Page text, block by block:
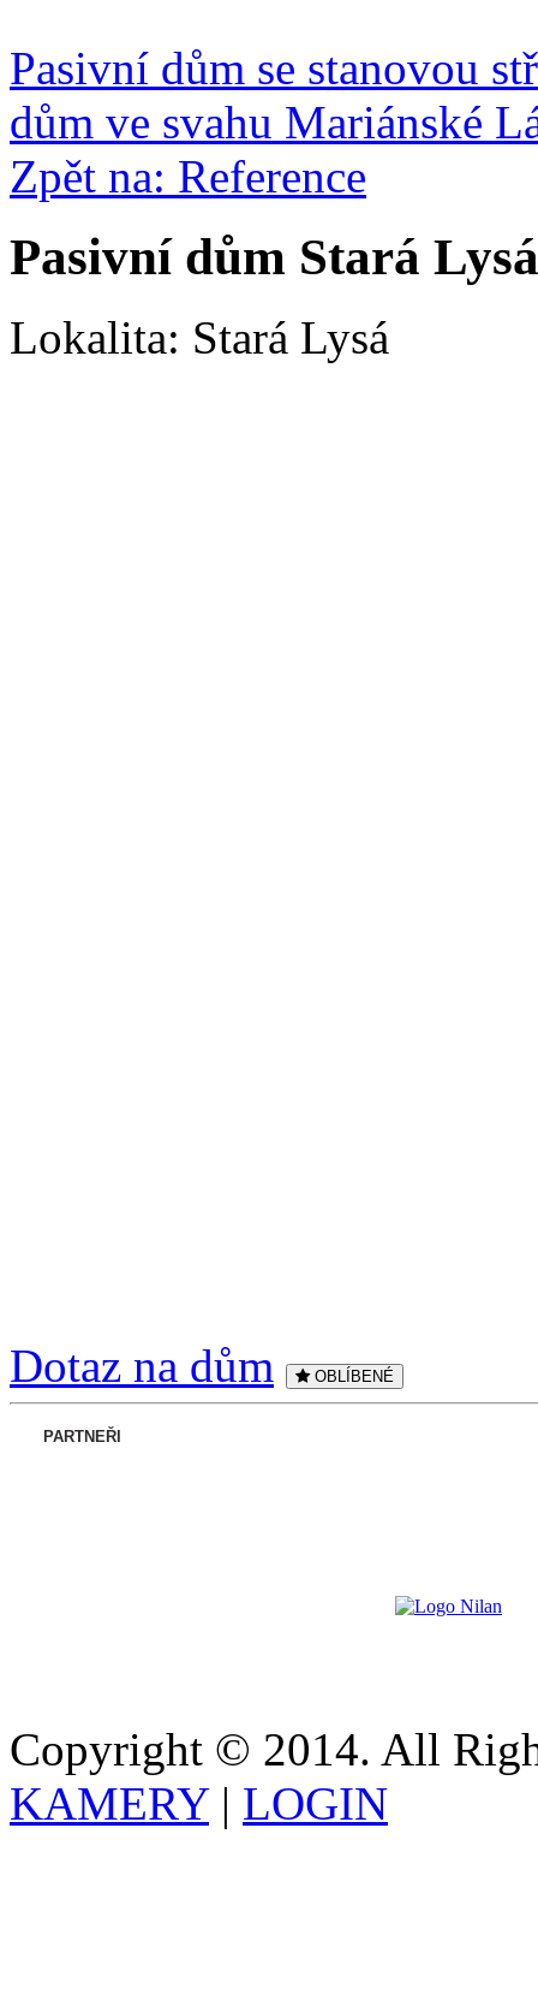
Pasivní dům se stanovou
dům ve svahu Mariánské
Zpět na: Reference
Pasivní dům Stará
Lokalita: Stará Lysá
Dotaz na dům OBLÍBENÉ
PARTNEŘI
Copyright © 2014. All
KAMERY| LOGIN